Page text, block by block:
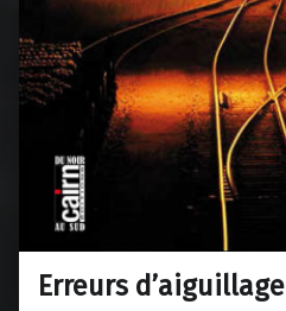
Erreurs d’aiguillage